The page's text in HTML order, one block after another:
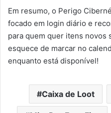
Em resumo, o Perigo
focado em login diário e
para quem quer itens novos
esquece de marcar no
enquanto está disponível!
Caixa de Loot